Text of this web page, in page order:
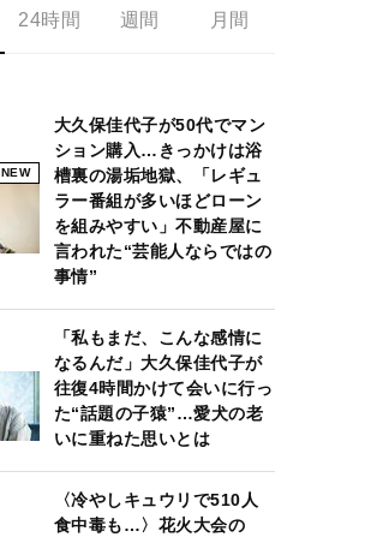
24時間 週間 月間
NEW
大久保佳代子が50代でマン
ション購入…きっかけは浴
槽裏の湯垢地獄、「レギュ
ラー番組が多いほどローン
を組みやすい」不動産屋に
言われた“芸能人ならではの
事情”
「私もまだ、こんな感情に
なるんだ」大久保佳代子が
往復4時間かけて会いに行っ
た“話題の子猿”…愛犬の老
いに重ねた思いとは
〈冷やしキュウリで510人
食中毒も…〉花火大会の